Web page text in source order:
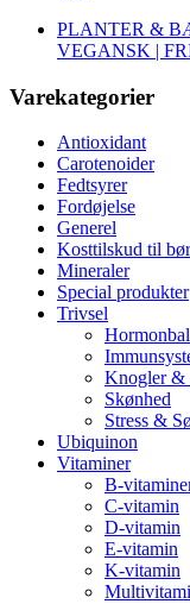
PLANTER &
VEGANSK |
Varekategorier
Antioxidant
Carotenoider
Fedtsyrer
Fordøjelse
Generel
Kosttilskud til
Mineraler
Special produkter
Trivsel
Knogler &
Skønhed
Stress &
Ubiquinon
Vitaminer
B-
C-vitamin
D-vitamin
E-vitamin
K-vitamin